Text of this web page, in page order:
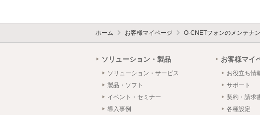
ホーム お客様マイページ O-CNETフォンのメンテナ
ソリューション・製品
ソリューション・サービス
製品・ソフト
イベント・セミナー
導入事例
お客様マイ
お役立ち情
サポート
契約・請求
各種設定